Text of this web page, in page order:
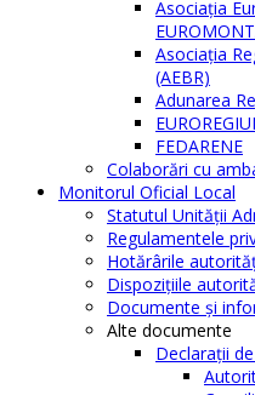
Asociația
Asociația
(AEBR)
Adunarea
FEDARENE
Colaborări cu
Monitorul Oficial Local
Statutul Unităţii
Regulamentele
Hotărârile
Dispoziţiile
Documente şi
Alte documente
Declaraţii